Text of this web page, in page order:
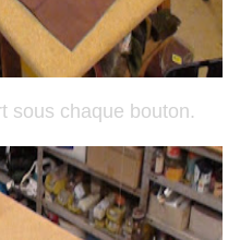
sous chaque bouton.